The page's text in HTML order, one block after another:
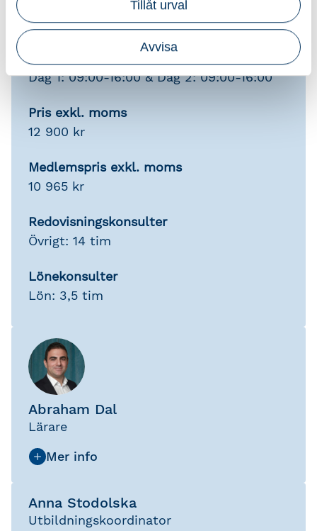
Tillåt urval
Avvisa
Dag 1: 09:00-16:00 & Dag 2: 09:00-16:00
Pris exkl. moms
12 900 kr
Medlemspris exkl. moms
10 965 kr
Redovisningskonsulter
Övrigt: 14 tim
Lönekonsulter
Lön: 3,5 tim
Abraham Dal
Lärare
Anna Stodolska
Utbildningskoordinator